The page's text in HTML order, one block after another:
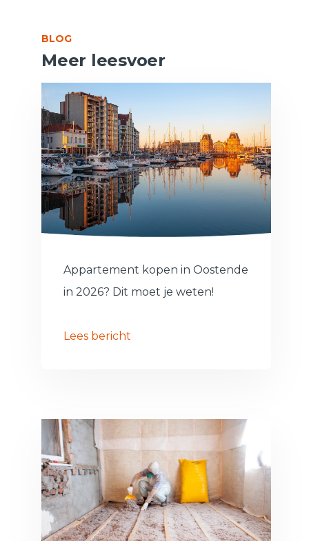
BLOG
Meer leesvoer
Appartement kopen in Oostende
in 2026? Dit moet je weten!
Lees bericht